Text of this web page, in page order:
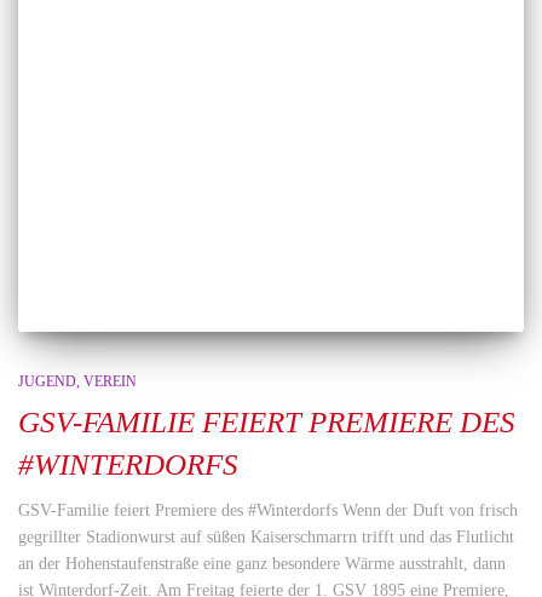
JUGEND VEREIN
GSV-FAMILIE FEIERT PREMIERE DES
#WINTERDORFS
GSV-Familie feiert Premiere des #Winterdorfs Wenn der Duft von frisch
gegrillter Stadionwurst auf süßen Kaiserschmarrn trifft und das Flutlicht
an der Hohenstaufenstraße eine ganz besondere Wärme ausstrahlt, dann
ist Winterdorf-Zeit. Am Freitag feierte der 1. GSV 1895 eine Premiere,